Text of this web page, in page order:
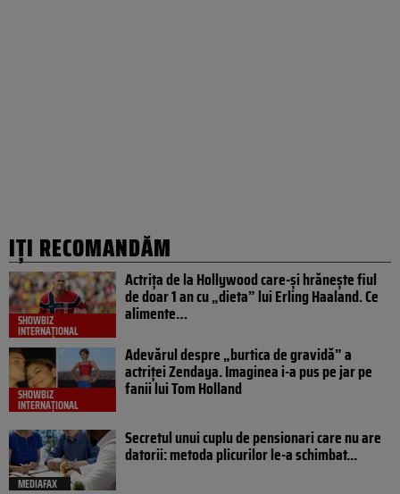
IȚI RECOMANDĂM
SHOWBIZ
INTERNAȚIONAL
Actrița de la Hollywood care-și hrănește fiul
de doar 1 an cu „dieta” lui Erling Haaland. Ce
alimente…
SHOWBIZ
INTERNAȚIONAL
Adevărul despre „burtica de gravidă” a
actriței Zendaya. Imaginea i-a pus pe jar pe
fanii lui Tom Holland
MEDIAFAX
Secretul unui cuplu de pensionari care nu are
datorii: metoda plicurilor le-a schimbat...